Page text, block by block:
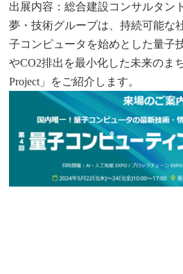
出展内容：総合建設コンサルタン
夢・技術グループは、持続可能な
子コンピュータを始めとした量子
やCO2排出を最小化した未来のま
Project」をご紹介します。